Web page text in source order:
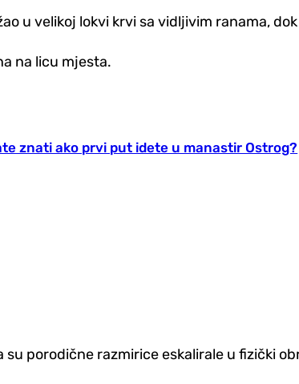
u velikoj lokvi krvi sa vidljivim ranama,
na licu mjesta.
znati ako prvi put idete u manastir Ostrog?
porodične razmirice eskalirale u fizički